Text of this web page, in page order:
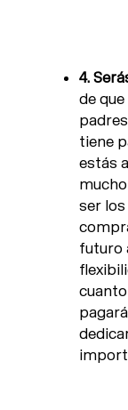
4.
de
tiene
estás
ser los
futuro